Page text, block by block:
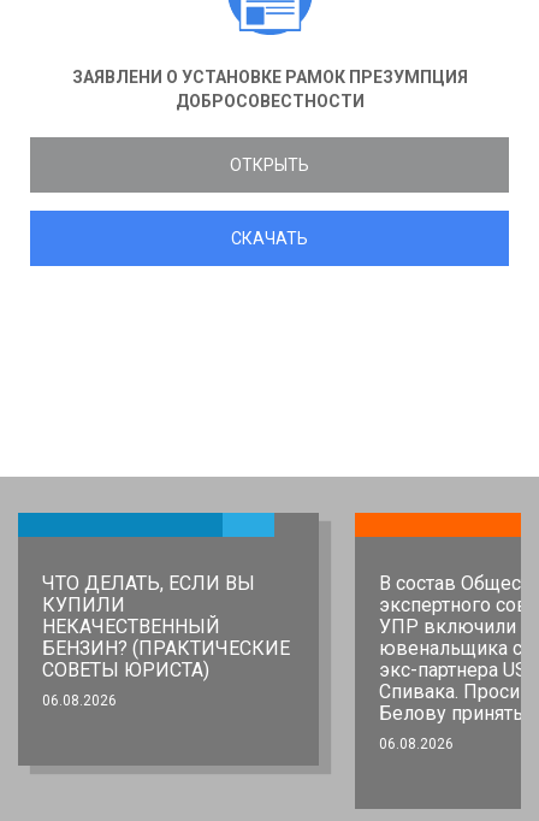
ЗАЯВЛЕНИ О УСТАНОВКЕ РАМОК ПРЕЗУМПЦИЯ
ДОБРОСОВЕСТНОСТИ
ОТКРЫТЬ
СКАЧАТЬ
ЧТО ДЕЛАТЬ, ЕСЛИ ВЫ
КУПИЛИ
НЕКАЧЕСТВЕННЫЙ
БЕНЗИН? (ПРАКТИЧЕСКИЕ
СОВЕТЫ ЮРИСТА)
06.08.2026
В состав
экспертного
УПР включили
ювенальщика со
экс-партнера
Спивака.
Белову принять
06.08.2026